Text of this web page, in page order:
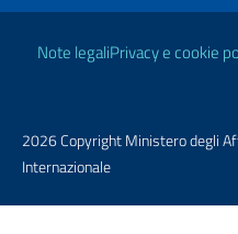
Link Utili
Note legaliPrivacy e cookie
2026 Copyright Ministero degli
Internazionale